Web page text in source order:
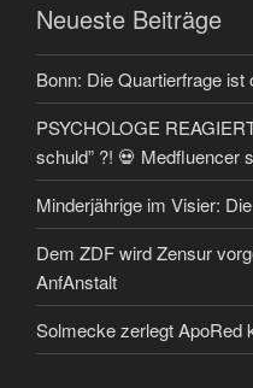
Neueste Beiträge
Bonn: Die Quartierfrage ist
PSYCHOLOGE
schuld” ?! 💀 Medfluencer
Minderjährige im Visier:
Dem ZDF wird Zensur
AnfAnstalt
Solmecke zerlegt ApoRed